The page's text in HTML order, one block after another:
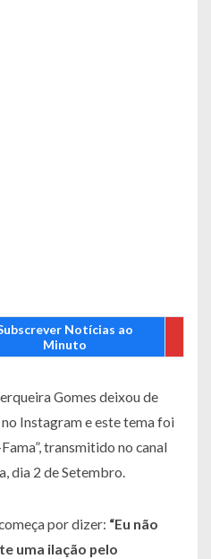
Notícias ao
Minuto
Gomes deixou de
Instagram e este tema foi
transmitido no canal
dia 2 de Setembro.
por dizer: “Eu não
uma ilação pelo